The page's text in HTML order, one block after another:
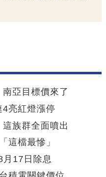
亞目標價來了
亮紅燈漲停
族群全面噴出
這檔最慘」
17日除息